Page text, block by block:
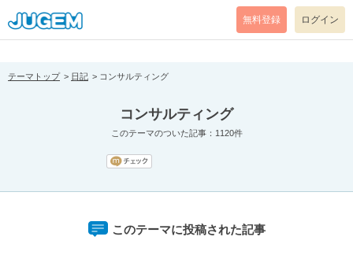
[pear_error: message="Success" code=0 mode=return level=notice
prefix="" info=""]
無料登録 ログイン
テーマトップ 日記 コンサルティング
コンサルティング
このテーマのついた記事：1120件
このテーマに投稿された記事